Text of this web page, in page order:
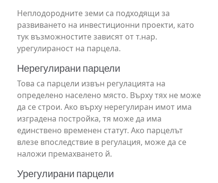
Неплодородните земи са подходящи за
развиването на инвестиционни проекти, като
тук възможностите зависят от т.нар.
урегулираност на парцела.
Нерегулирани парцели
Това са парцели извън регулацията на
определено населено място. Върху тях не може
да се строи. Ако върху нерегулиран имот има
изградена постройка, тя може да има
единствено временен статут. Ако парцелът
влезе впоследствие в регулация, може да се
наложи премахването й.
Урегулирани парцели